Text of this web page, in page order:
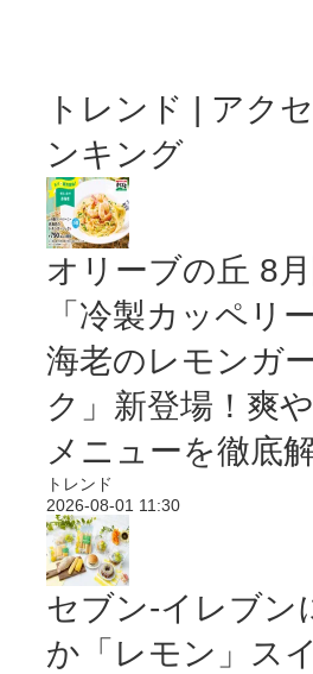
トレンド | アク
ンキング
オリーブの丘 8
「冷製カッペリ
海老のレモンガ
ク」新登場！爽
メニューを徹底
トレンド
2026-08-01 11:30
セブン‐イレブン
か「レモン」ス